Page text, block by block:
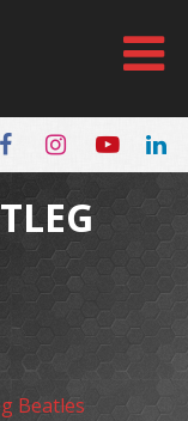
Beatles